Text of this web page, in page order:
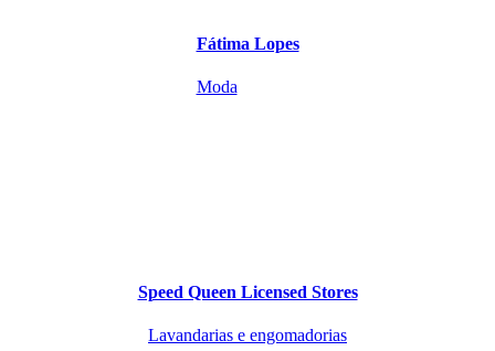
Fátima Lopes
Moda
Speed Queen Licensed Stores
Lavandarias e engomadorias